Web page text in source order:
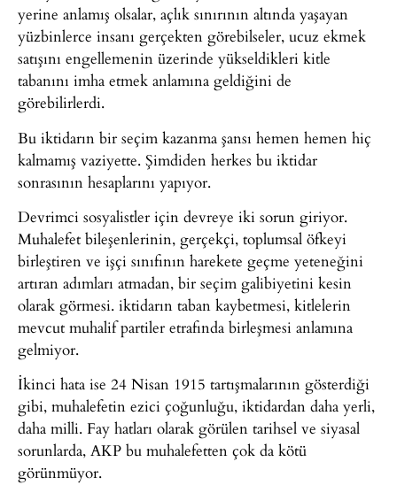
yerine anlamış olsalar, açlık sınırının altında yaşayan
yüzbinlerce insanı gerçekten görebilseler, ucuz ekmek
satışını engellemenin üzerinde yükseldikleri kitle
tabanını imha etmek anlamına geldiğini de
görebilirlerdi.
Bu iktidarın bir seçim kazanma şansı hemen hemen hiç
kalmamış vaziyette. Şimdiden herkes bu iktidar
sonrasının hesaplarını yapıyor.
Devrimci sosyalistler için devreye iki sorun giriyor.
Muhalefet bileşenlerinin, gerçekçi, toplumsal öfkeyi
birleştiren ve işçi sınıfının harekete geçme yeteneğini
artıran adımları atmadan, bir seçim galibiyetini kesin
olarak görmesi. iktidarın taban kaybetmesi, kitlelerin
mevcut muhalif partiler etrafında birleşmesi anlamına
gelmiyor.
İkinci hata ise 24 Nisan 1915 tartışmalarının gösterdiği
gibi, muhalefetin ezici çoğunluğu, iktidardan daha yerli,
daha milli. Fay hatları olarak görülen tarihsel ve siyasal
sorunlarda, AKP bu muhalefetten çok da kötü
görünmüyor.